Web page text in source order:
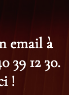
email à
39 12 30.
!